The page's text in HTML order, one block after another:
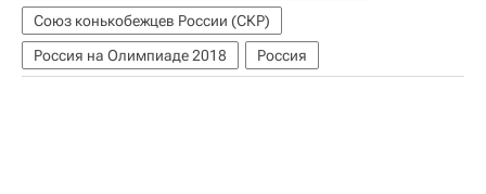
Союз конькобежцев России (СКР)
Россия на Олимпиаде 2018
Россия